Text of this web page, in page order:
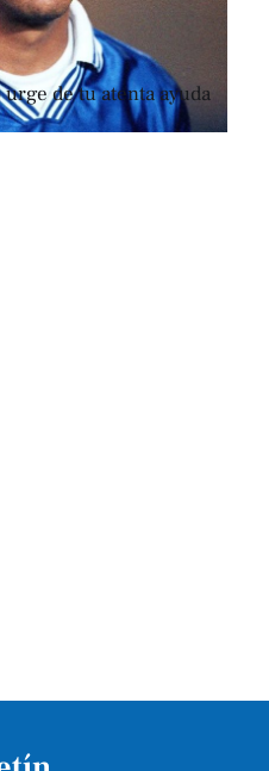
de tu atenta ayuda